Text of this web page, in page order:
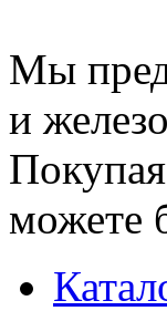
Мы
и
можете